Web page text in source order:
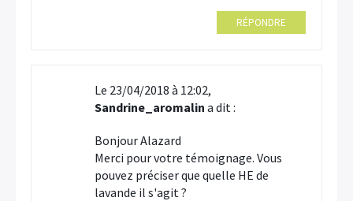
RÉPONDRE
Le 23/04/2018 à 12:02,
Sandrine_aromalin a dit :
Bonjour Alazard
Merci pour votre témoignage. Vous
pouvez préciser que quelle HE de
lavande il s'agit ?